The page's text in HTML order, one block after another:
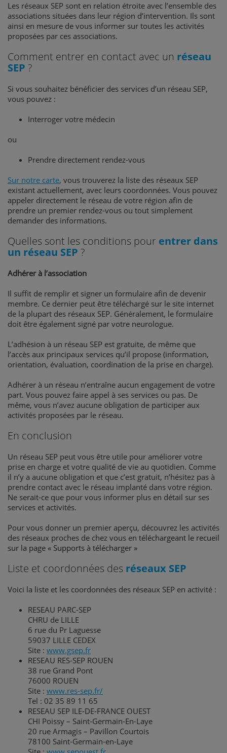
Les réseaux SEP sont en relation étroite avec l’ensemble des
associations situées dans leur région d’intervention. Ils sont
ainsi en mesure de vous informer sur toutes les activités
proposées par ces associations.
Comment entrer en contact avec un réseau
SEP ?
Si vous souhaitez bénéficier des services d’un réseau SEP,
vous pouvez :
Interroger votre médecin
ou
Prendre directement rendez-vous
Sur notre carte, vous trouverez la liste des réseaux SEP
existant actuellement, avec leurs coordonnées. Vous pouvez
appeler directement le réseau de votre région afin de
prendre un premier rendez-vous ou tout simplement
demander des informations.
Quelles sont les conditions pour entrer dans
un réseau SEP ?
Adhérer à l’association
Il suffit de remplir et signer un formulaire afin de devenir
membre. Ce dernier peut être téléchargé sur le site internet
de la plupart des réseaux SEP. Généralement, le formulaire
doit être également signé par votre neurologue.
L’adhésion à un réseau SEP est gratuite, de même que
l’accès aux principaux services qu’il propose (information,
orientation, évaluation, coordination de la prise en charge).
Adhérer à un réseau n’entraîne aucun engagement de votre
part. Vous pouvez faire appel à ses services ou pas. De
même, vous n’avez aucune obligation de participer aux
activités proposées par le réseau.
En conclusion
Un réseau SEP peut vous être utile pour améliorer votre
prise en charge et votre qualité de vie au quotidien. Comme
il n’y a aucune obligation et que c’est gratuit, n’hésitez pas à
prendre contact avec le réseau implanté dans votre région.
Ne serait-ce que pour vous informer plus en détail sur ses
services et activités.
Pour vous donner un premier aperçu, découvrez les activités
des réseaux proches de chez vous en téléchargeant le recueil
sur la page « Supports à télécharger »
Liste et coordonnées des réseaux SEP
Voici la liste et les coordonnées des réseaux SEP en activité :
RESEAU PARC-SEP
CHRU de LILLE
6 rue du Pr Laguesse
59037 LILLE CEDEX
Site : www.gsep.fr
RESEAU RES-SEP ROUEN
38 rue Grand Pont
76000 ROUEN
Site : www.res-sep.fr/
Tel : 02 35 89 11 65
RESEAU SEP ILE-DE-FRANCE OUEST
CHI Poissy – Saint-Germain-En-Laye
20 rue Armagis – Pavillon Courtois
78100 Saint-Germain-en-Laye